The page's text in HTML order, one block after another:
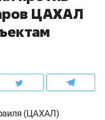
ЦАХАЛ
(ЦАХАЛ)